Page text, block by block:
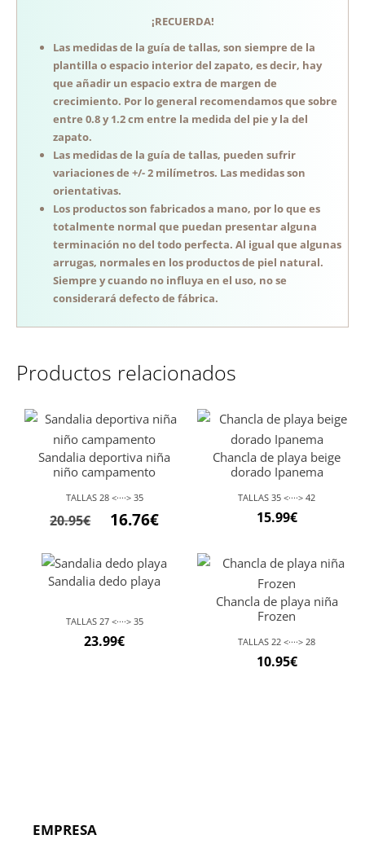
¡RECUERDA!
Las medidas de la guía de tallas, son siempre de la
plantilla o espacio interior del zapato, es decir, hay
que añadir un espacio extra de margen de
crecimiento. Por lo general recomendamos que sobre
entre 0.8 y 1.2 cm entre la medida del pie y la del
zapato.
Las medidas de la guía de tallas, pueden sufrir
variaciones de +/- 2 milímetros. Las medidas son
orientativas.
Los productos son fabricados a mano, por lo que es
totalmente normal que puedan presentar alguna
terminación no del todo perfecta. Al igual que algunas
arrugas, normales en los productos de piel natural.
Siempre y cuando no influya en el uso, no se
considerará defecto de fábrica.
Productos relacionados
Sandalia deportiva niña
niño campamento
TALLAS 28 <····> 35
20.95€
El
original
era:
16.76€El
actual
es:
Chancla de playa beige
dorado Ipanema
TALLAS 35 <····> 42
15.99€
Sandalia dedo playa
TALLAS 27 <····> 35
23.99€
Chancla de playa niña
Frozen
TALLAS 22 <····> 28
10.95€
EMPRESA